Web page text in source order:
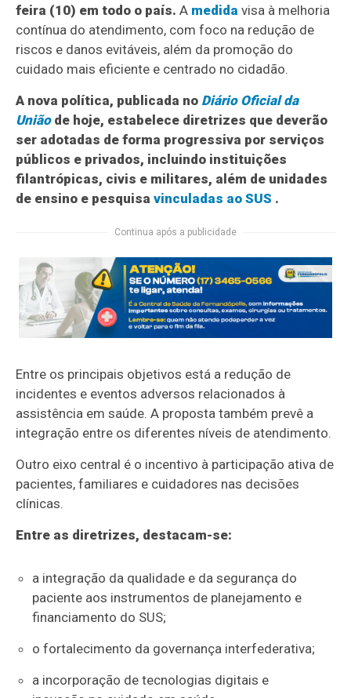
feira (10) em todo o país. A medida visa à melhoria
contínua do atendimento, com foco na redução de
riscos e danos evitáveis, além da promoção do
cuidado mais eficiente e centrado no cidadão.
A nova política, publicada no Diário Oficial da
União de hoje, estabelece diretrizes que deverão
ser adotadas de forma progressiva por serviços
públicos e privados, incluindo instituições
filantrópicas, civis e militares, além de unidades
de ensino e pesquisavinculadas ao SUS .
Continua após a publicidade
Entre os principais objetivos está a redução de
incidentes e eventos adversos relacionados à
assistência em saúde. A proposta também prevê a
integração entre os diferentes níveis de atendimento.
Outro eixo central é o incentivo à participação ativa de
pacientes, familiares e cuidadores nas decisões
clínicas.
Entre as diretrizes, destacam-se:
a integração da qualidade e da segurança do
paciente aos instrumentos de planejamento e
financiamento do SUS;
o fortalecimento da governança interfederativa;
a incorporação de tecnologias digitais e